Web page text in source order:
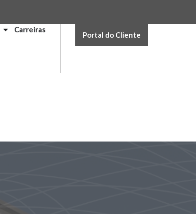
Carreiras
Portal do Cliente